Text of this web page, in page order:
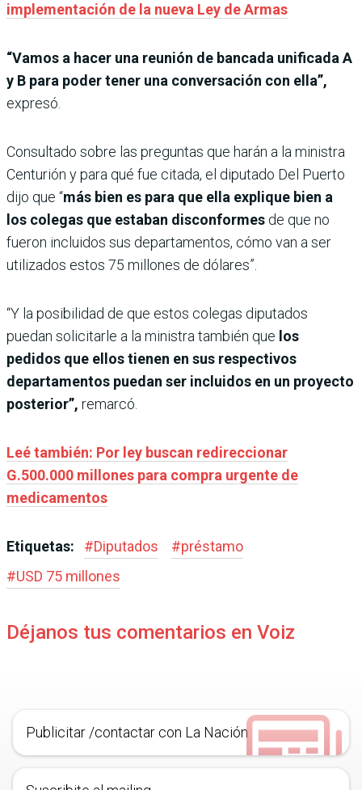
implementación de la nueva Ley de Armas
“Vamos a hacer una reunión de bancada unificada A
y B para poder tener una conversación con ella”,
expresó.
Consultado sobre las preguntas que harán a la ministra
Centurión y para qué fue citada, el diputado Del Puerto
dijo que “más bien es para que ella explique bien a
los colegas que estaban disconformes de que no
fueron incluidos sus departamentos, cómo van a ser
utilizados estos 75 millones de dólares”.
“Y la posibilidad de que estos colegas diputados
puedan solicitarle a la ministra también que los
pedidos que ellos tienen en sus respectivos
departamentos puedan ser incluidos en un proyecto
posterior”, remarcó.
Leé también: Por ley buscan redireccionar
G.500.000 millones para compra urgente de
medicamentos
Etiquetas: #Diputados #préstamo
#USD 75 millones
Déjanos tus comentarios en Voiz
Publicitar /contactar con La Nación